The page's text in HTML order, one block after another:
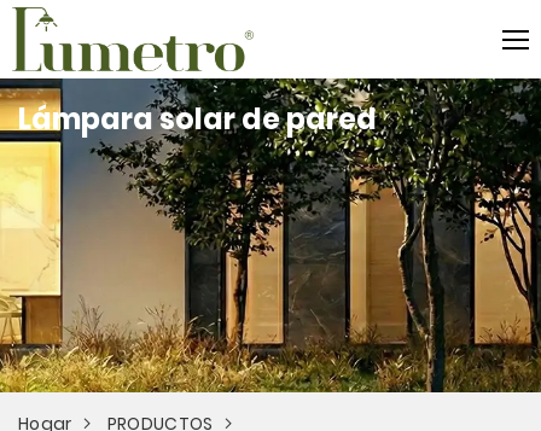
Lámpara solar de pared
Hogar
PRODUCTOS